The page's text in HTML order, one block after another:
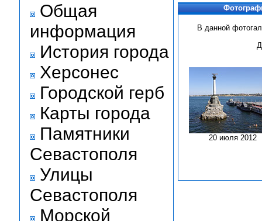
Общая
информация
История города
Херсонес
Городской герб
Карты города
Памятники
Севастополя
Улицы
Севастополя
Морской
В данной
20 июля 2012